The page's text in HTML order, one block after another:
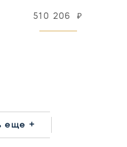
510 206 ₽
еще +